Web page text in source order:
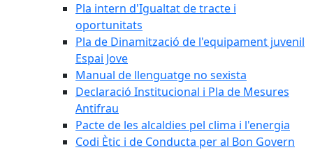
Pla intern d'Igualtat de tracte i
oportunitats
Pla de Dinamització de l'equipament juvenil
Espai Jove
Manual de llenguatge no sexista
Declaració Institucional i Pla de Mesures
Antifrau
Pacte de les alcaldies pel clima i l'energia
Codi Ètic i de Conducta per al Bon Govern